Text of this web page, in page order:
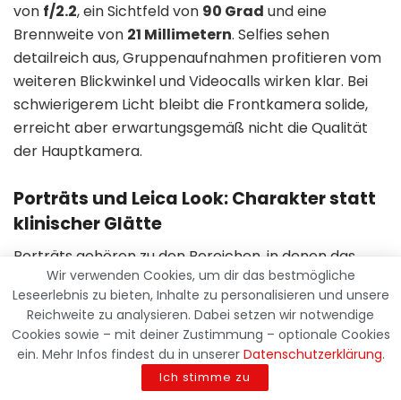
von f/2.2, ein Sichtfeld von 90 Grad und eine
Brennweite von 21 Millimetern. Selfies sehen
detailreich aus, Gruppenaufnahmen profitieren vom
weiteren Blickwinkel und Videocalls wirken klar. Bei
schwierigerem Licht bleibt die Frontkamera solide,
erreicht aber erwartungsgemäß nicht die Qualität
der Hauptkamera.
Porträts und Leica Look: Charakter statt
klinischer Glätte
Porträts gehören zu den Bereichen, in denen das
Xiaomi 17T Pro besonders viel Freude macht. Die
Kombination aus Leica Abstimmung, Hauptkamera
und Telekamera sorgt für einen Look, der nicht nur
technisch sauber, sondern auch stimmungsvoll wirkt.
Gerade mit der Telekamera entstehen natürlichere
Wir verwenden Cookies, um dir das bestmögliche
Leseerlebnis zu bieten, Inhalte zu personalisieren und unsere
Reichweite zu analysieren. Dabei setzen wir notwendige
Cookies sowie – mit deiner Zustimmung – optionale Cookies
ein. Mehr Infos findest du in unserer Datenschutzerklärung.
Ich stimme zu